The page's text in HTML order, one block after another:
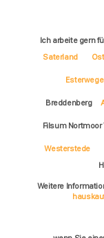
Ich arbeite gern
Saterland
Breddenberg
Filsum
Westerstede
Weitere